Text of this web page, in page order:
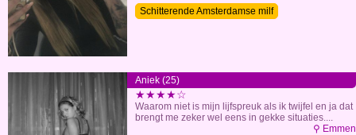
Schitterende Amsterdamse milf
Aniek (25)
★★★★☆
Waarom niet is mijn lijfspreuk als ik twijfel en ja dat
brengt me zeker wel eens in gekke situaties....
⚲ Emmen